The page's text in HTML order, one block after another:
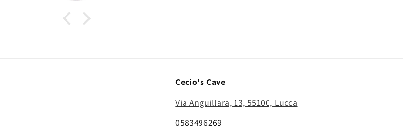
Cecio's Cave
Via Anguillara, 13, 55100, Lucca
0583496269